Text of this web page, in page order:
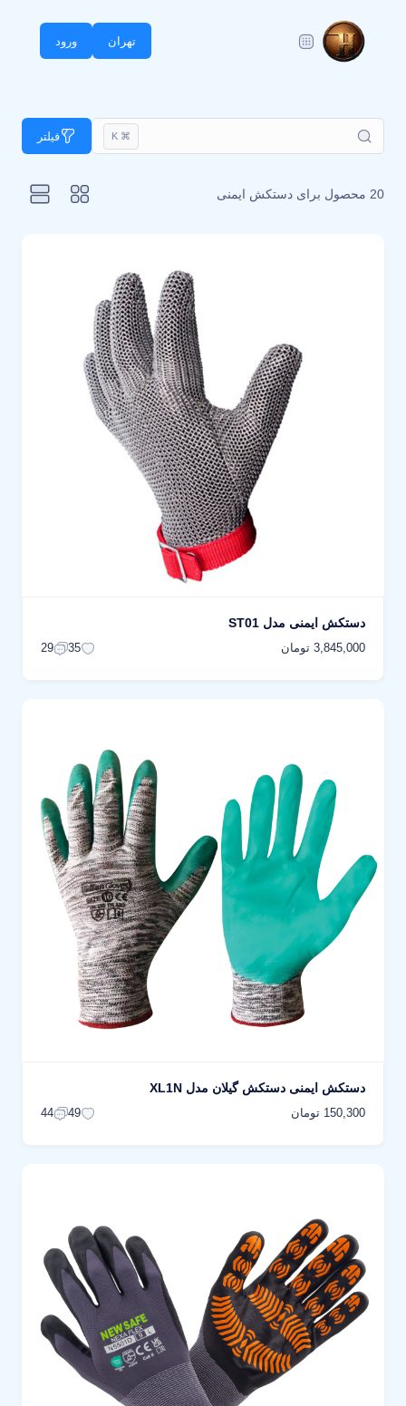
تهران ورود
⌘ K فیلتر
20 محصول برای دستکش ایمنی
دستکش ایمنی مدل ST01
3,845,000 تومان 35
29
دستکش ایمنی دستکش گیلان مدل XL1N
150,300 تومان 49
44